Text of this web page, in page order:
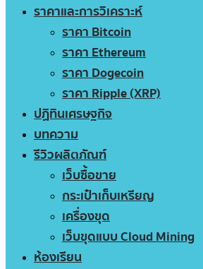
ราคาและการวิเคราะห์
ราคา Bitcoin
ราคา Ethereum
ราคา Dogecoin
ราคา Ripple (XRP)
ปฏิทินเศรษฐกิจ
บทความ
รีวิวผลิตภัณฑ์
เว็บซื้อขาย
กระเป๋าเก็บเหรียญ
เครื่องขุด
เว็บขุดแบบ Cloud Mining
ห้องเรียน